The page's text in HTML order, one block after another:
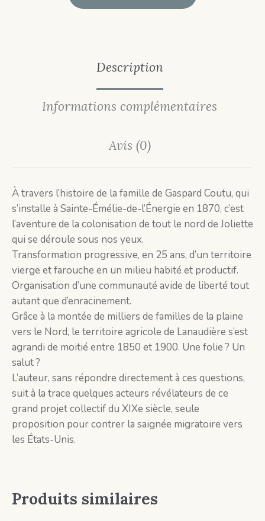
Description
Informations complémentaires
Avis (0)
À travers l’histoire de la famille de Gaspard Coutu, qui
s’installe à Sainte-Émélie-de-l’Énergie en 1870, c’est
l’aventure de la coloni­sation de tout le nord de Joliette
qui se déroule sous nos yeux.
Transformation progressive, en 25 ans, d’un territoire
vierge et farouche en un milieu habité et productif.
Organisation d’une communauté avide de liberté tout
autant que d’enracinement.
Grâce à la montée de milliers de familles de la plaine
vers le Nord, le territoire agricole de Lanaudière s’est
agrandi de moitié entre 1850 et 1900. Une folie ? Un
salut ?
L’auteur, sans répondre directement à ces questions,
suit à la trace quelques acteurs révélateurs de ce
grand projet collectif du XIXe siècle, seule
proposition pour contrer la saignée migratoire vers
les États-Unis.
Produits similaires